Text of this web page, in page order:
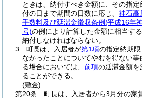
ときは、納付すべき金額に、その指
付の日まで期間の日数に応じ、 神石高
手数料及び延滞金徴収条例(平成16年
号)の例により計算した金額に相当す
納付しなければならない。
3
町長は、入居者が第1項の指定納期
なかったことについてやむを得ない
る場合においては、 前項の延滞金額を
ることができる。
(敷金)
第20条
町長は、入居者から3月分の家